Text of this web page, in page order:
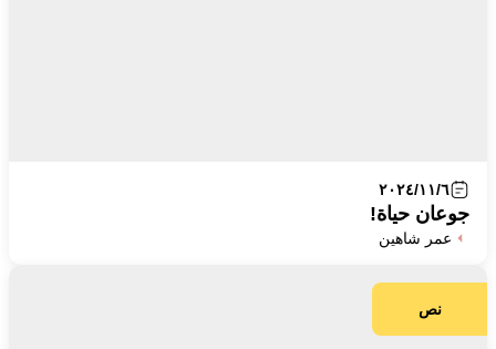
٢٠٢٤/١١/٦
جوعان حياة!
عمر شاهين
نص